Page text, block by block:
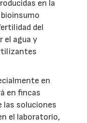
en la
del
el agua y
en
en fincas
las soluciones
el laboratorio,